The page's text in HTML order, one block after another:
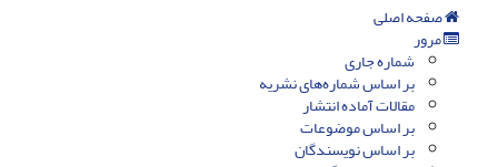
صفحه اصلی
مرور
شماره جاری
بر اساس شماره‌های نشریه
مقالات آماده انتشار
بر اساس موضوعات
بر اساس نویسندگان